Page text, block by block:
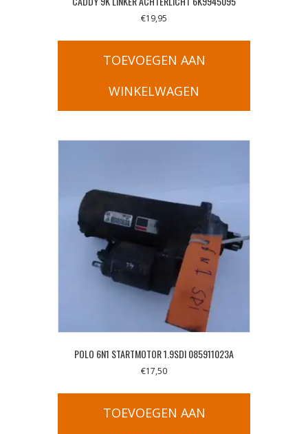
€19,95
TOEVOEGEN AAN
WINKELWAGEN
POLO 6N1 STARTMOTOR 1.9SDI 085911023A
€17,50
TOEVOEGEN AAN